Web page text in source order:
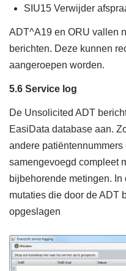
SIU15 Verwijder
ADT^A19 en ORU vallen
berichten. Deze kunnen
aangeroepen worden.
5.6 Service log
De Unsolicited ADT
EasiData database aan.
andere
samengevoegd compleet
bijbehorende metingen.
mutaties die door de ADT
opgeslagen